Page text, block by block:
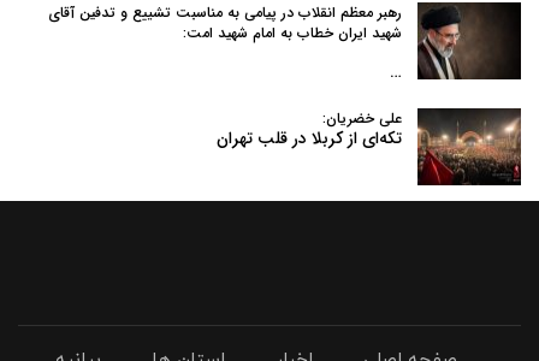
رهبر معظم انقلاب در پیامی به‌ مناسبت تشییع و تدفین آقای
شهید ایران خطاب به امام شهید امت:
…
علی خضریان:
تکه‌ای از کربلا در قلب تهران